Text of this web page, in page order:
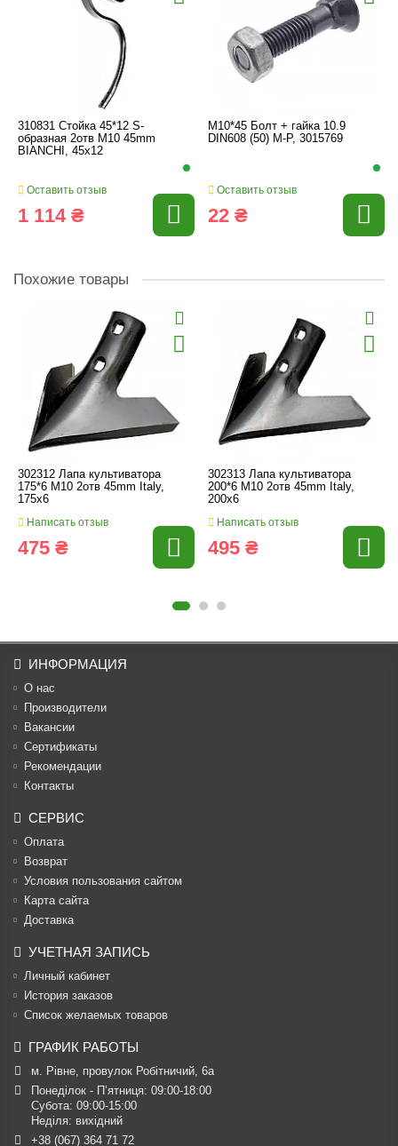
310831 Стойка 45*12 S-
образная 2отв M10 45mm
BIANCHI, 45x12
Оставить отзыв
1 114 ₴
M10*45 Болт + гайка 10.9
DIN608 (50) M-P, 3015769
Оставить отзыв
22 ₴
Похожие товары
302312 Лапа культиватора
175*6 M10 2отв 45mm Italy,
175x6
Написать отзыв
475 ₴
302313 Лапа культиватора
200*6 M10 2отв 45mm Italy,
200x6
Написать отзыв
495 ₴
ИНФОРМАЦИЯ
О нас
Производители
Вакансии
Cертификаты
Рекомендации
Контакты
СЕРВИС
Оплата
Возврат
Условия пользования сайтом
Карта сайта
Доставка
УЧЕТНАЯ ЗАПИСЬ
Личный кабинет
История заказов
Список желаемых товаров
ГРАФИК РАБОТЫ
м. Рівне, провулок Робітничий, 6а
Понеділок - П’ятниця: 09:00-18:00
Субота: 09:00-15:00
Неділя: вихідний
+38 (067) 364 71 72